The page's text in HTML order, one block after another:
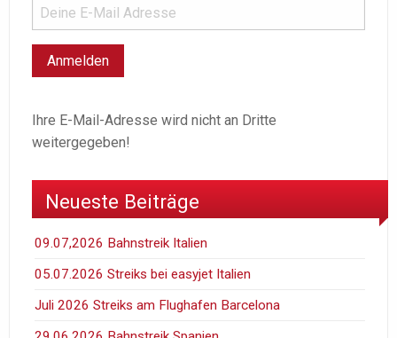
Ihre E-Mail-Adresse wird nicht an Dritte
weitergegeben!
Neueste Beiträge
09.07,2026 Bahnstreik Italien
05.07.2026 Streiks bei easyjet Italien
Juli 2026 Streiks am Flughafen Barcelona